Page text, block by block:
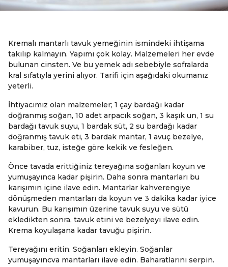
Kremalı mantarlı tavuk yemeğinin ismindeki ihtişama
takılıp kalmayın. Yapımı çok kolay. Malzemeleri her evde
bulunan cinsten. Ve bu yemek adı sebebiyle sofralarda
kral sıfatıyla yerini alıyor. Tarifi için aşağıdaki okumanız
yeterli.
İhtiyacımız olan malzemeler; 1 çay bardağı kadar
doğranmış soğan, 10 adet arpacık soğan, 3 kaşık un, 1 su
bardağı tavuk suyu, 1 bardak süt, 2 su bardağı kadar
doğranmış tavuk eti, 3 bardak mantar, 1 avuç bezelye,
karabiber, tuz, isteğe göre kekik ve fesleğen.
Önce tavada erittiğiniz tereyağına soğanları koyun ve
yumuşayınca kadar pişirin. Daha sonra mantarları bu
karışımın içine ilave edin. Mantarlar kahverengiye
dönüşmeden mantarları da koyun ve 3 dakika kadar iyice
kavurun. Bu karışımın üzerine tavuk suyu ve sütü
ekledikten sonra, tavuk etini ve bezelyeyi ilave edin.
Krema koyulaşana kadar tavuğu pişirin.
Tereyağını eritin. Soğanları ekleyin. Soğanlar
yumuşayıncva mantarları ilave edin. Baharatlarını serpin.